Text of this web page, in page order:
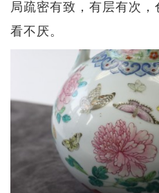
局疏密有致，有层有次
看不厌。